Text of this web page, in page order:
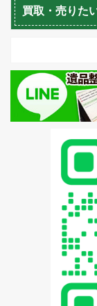
買取・売りた